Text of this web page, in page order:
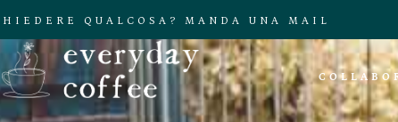
QUALCOSA? MANDA UNA MAIL